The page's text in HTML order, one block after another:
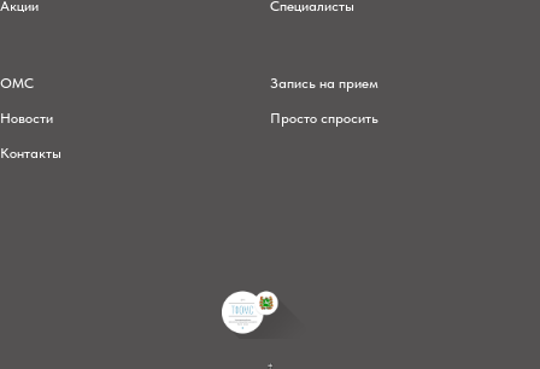
Акции Специалисты
ОМС
Новости
Контакты
Запись на прием
Просто спросить